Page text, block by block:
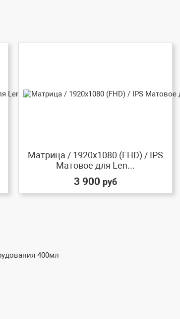
Матрица / 1920x1080 (FHD) / IPS
Матовое для Len...
3 900 руб